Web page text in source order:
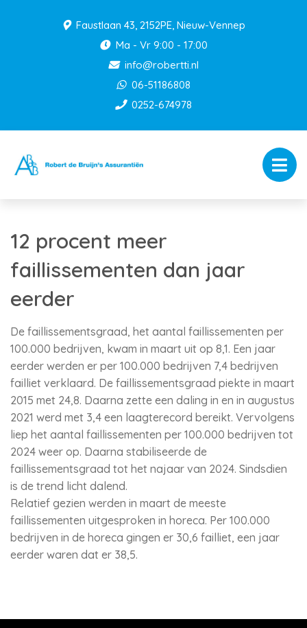
Faustlaan 43, 2152PE, Nieuw-Vennep
Ma - Vr 9:00 - 17:00
info@robertti.nl
06-51186808
0252-674978
12 procent meer
faillissementen dan jaar
eerder
De faillissementsgraad, het aantal faillissementen per
100.000 bedrijven, kwam in maart uit op 8,1. Een jaar
eerder werden er per 100.000 bedrijven 7,4 bedrijven
failliet verklaard. De faillissementsgraad piekte in maart
2015 met 24,8. Daarna zette een daling in en in augustus
2021 werd met 3,4 een laagterecord bereikt. Vervolgens
liep het aantal faillissementen per 100.000 bedrijven tot
2024 weer op. Daarna stabiliseerde de
faillissementsgraad tot het najaar van 2024. Sindsdien
is de trend licht dalend.
Relatief gezien werden in maart de meeste
faillissementen uitgesproken in horeca. Per 100.000
bedrijven in de horeca gingen er 30,6 failliet, een jaar
eerder waren dat er 38,5.